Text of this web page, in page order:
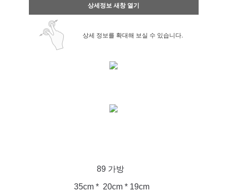
상세정보 새창 열기
상세 정보를 확대해 보실 수 있습니다.
89 가방
35cm * 20cm * 19cm